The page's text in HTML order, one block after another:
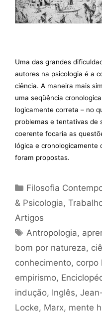
Uma das grandes
autores na psicologia é a
ciência. A maneira mais
uma seqüência
logicamente correta – no
problemas e tentativas de
coerente focaria as
lógica e cronologicamente
foram propostas.
Categorias
Filosofia
& Psicologia,
Artigos
Tags
Antropologia,
bom por natureza,
conhecimento, corpo
empirismo,
indução, Inglês,
Locke, Marx, mente